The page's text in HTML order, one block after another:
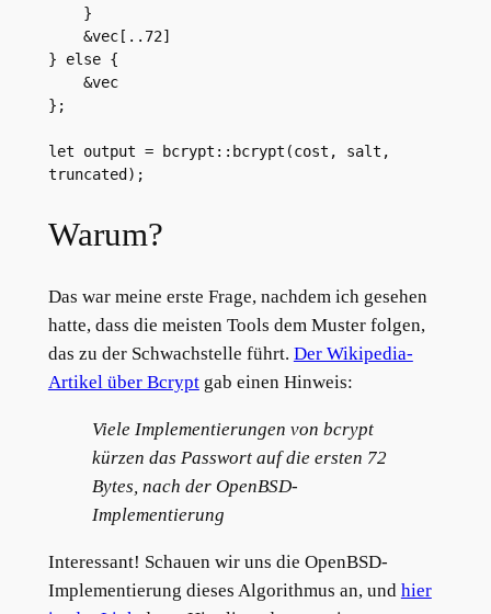
    }
    &vec[..72]
} else {
    &vec
};
let output = bcrypt::bcrypt(cost, salt,
truncated);
Warum?
Das war meine erste Frage, nachdem ich gesehen
hatte, dass die meisten Tools dem Muster folgen,
das zu der Schwachstelle führt. Der Wikipedia-
Artikel über Bcryptgab einen Hinweis:
Viele Implementierungen von bcrypt
kürzen das Passwort auf die ersten 72
Bytes, nach der OpenBSD-
Implementierung
Interessant! Schauen wir uns die OpenBSD-
Implementierung dieses Algorithmus an, und hier